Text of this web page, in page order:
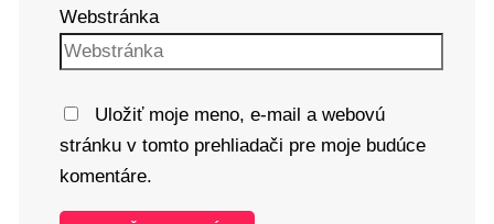
Webstránka
Uložiť moje meno, e-mail a webovú
stránku v tomto prehliadači pre moje budúce
komentáre.